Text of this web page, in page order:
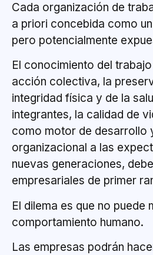
Cada organización de
a priori concebida como
pero potencialmente
El conocimiento del
acción colectiva, la
integridad física y de la
integrantes, la calidad de
como motor de desarrollo
organizacional a las
nuevas generaciones,
empresariales de primer
El dilema es que no puede
comportamiento humano.
Las empresas podrán